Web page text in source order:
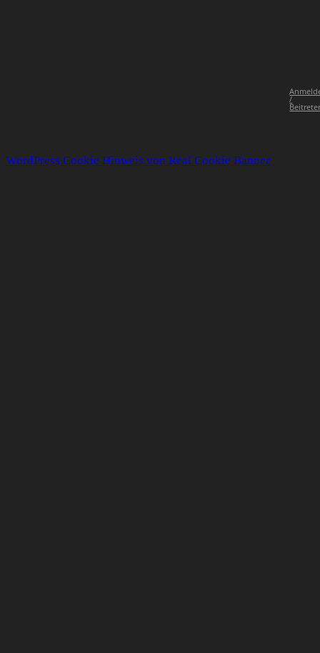
/
WordPress Cookie Hinweis von Real Cookie Banner